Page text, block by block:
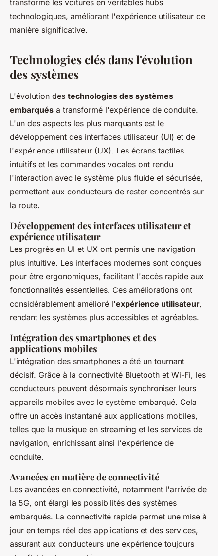
transformé les voitures en véritables hubs
technologiques, améliorant l'expérience utilisateur de
manière significative.
Technologies clés dans l'évolution
des systèmes
L'évolution des technologies des systèmes
embarqués a transformé l'expérience de conduite.
L'un des aspects les plus marquants est le
développement des interfaces utilisateur (UI) et de
l'expérience utilisateur (UX). Les écrans tactiles
intuitifs et les commandes vocales ont rendu
l'interaction avec le système plus fluide et sécurisée,
permettant aux conducteurs de rester concentrés sur
la route.
Développement des interfaces utilisateur et
expérience utilisateur
Les progrès en UI et UX ont permis une navigation
plus intuitive. Les interfaces modernes sont conçues
pour être ergonomiques, facilitant l'accès rapide aux
fonctionnalités essentielles. Ces améliorations ont
considérablement amélioré l'expérience utilisateur,
rendant les systèmes plus accessibles et agréables.
Intégration des smartphones et des
applications mobiles
L'intégration des smartphones a été un tournant
décisif. Grâce à la connectivité Bluetooth et Wi-Fi, les
conducteurs peuvent désormais synchroniser leurs
appareils mobiles avec le système embarqué. Cela
offre un accès instantané aux applications mobiles,
telles que la musique en streaming et les services de
navigation, enrichissant ainsi l'expérience de
conduite.
Avancées en matière de connectivité
Les avancées en connectivité, notamment l'arrivée de
la 5G, ont élargi les possibilités des systèmes
embarqués. La connectivité rapide permet une mise à
jour en temps réel des applications et des services,
assurant aux conducteurs une expérience toujours